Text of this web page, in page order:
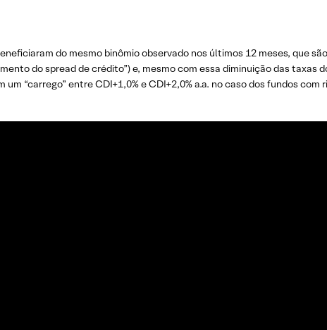
do mesmo binômio observado nos últimos 12 meses, que
do spread de crédito”) e, mesmo com essa diminuição das taxas
“carrego” entre CDI+1,0% e CDI+2,0% a.a. no caso dos fundos